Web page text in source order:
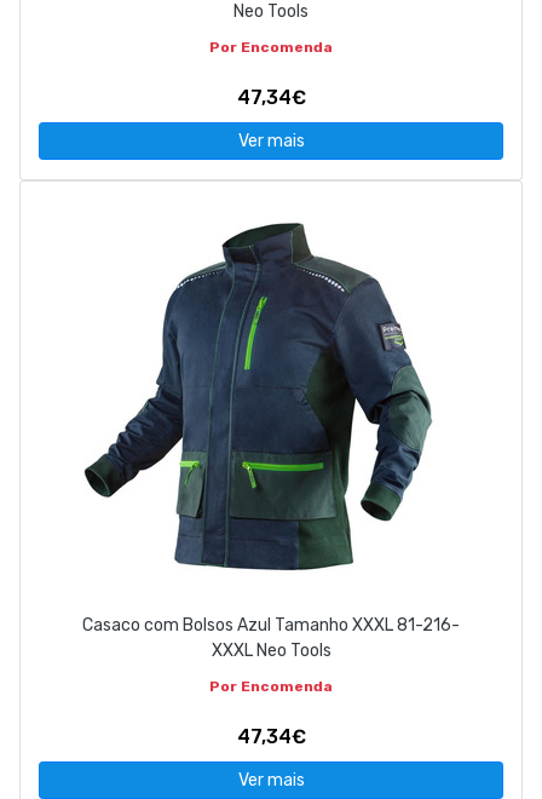
Neo Tools
Por Encomenda
47,34€
Ver mais
Casaco com Bolsos Azul Tamanho XXXL 81-216-
XXXL Neo Tools
Por Encomenda
47,34€
Ver mais